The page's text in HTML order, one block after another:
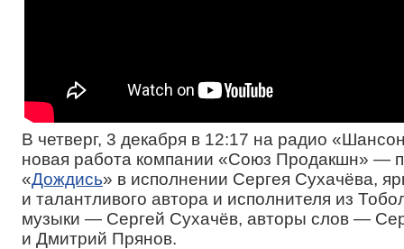
В четверг, 3 декабря в 12:17 на радио
новая работа компании «Союз Продакшн» —
«Дождись» в исполнении Сергея Сухачёва,
и талантливого автора и исполнителя из
музыки — Сергей Сухачёв, авторы слов —
и Дмитрий Прянов.